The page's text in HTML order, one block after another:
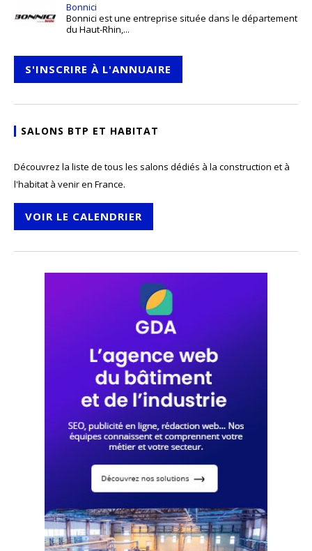
Bonnici
Bonnici est une entreprise située dans le département
du Haut-Rhin,...
S'INSCRIRE À L'ANNUAIRE
SALONS BTP ET HABITAT
Découvrez la liste de tous les salons dédiés à la construction et à
l'habitat à venir en France.
VOIR LE CALENDRIER